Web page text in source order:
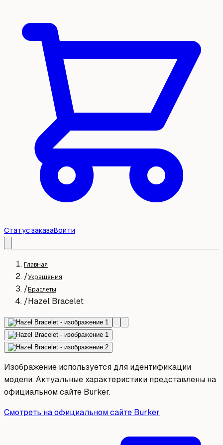
Статус заказаВойти
Главная
/Украшения
/Браслеты
/Hazel Bracelet
Изображение используется для идентификации
модели. Актуальные характеристики представлены на
официальном сайте Burker.
Смотреть на официальном сайте Burker